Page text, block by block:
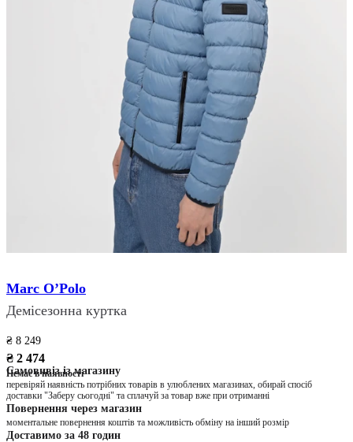
Marc O’Polo
Демісезонна куртка
₴ 8 249
₴ 2 474
Немає в наявності
Самовивіз із магазину
перевіряй наявність потрібних товарів в улюблених магазинах, обирай спосіб
доставки "Заберу сьогодні" та сплачуй за товар вже при отриманні
Повернення через магазин
моментальне повернення коштів та можливість обміну на інший розмір
Доставимо за 48 годин